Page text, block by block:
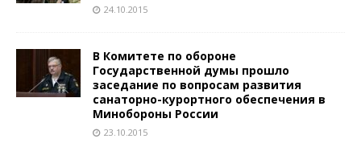
24.10.2015
В Комитете по обороне
Государственной думы прошло
заседание по вопросам развития
санаторно-курортного обеспечения в
Минобороны России
23.10.2015